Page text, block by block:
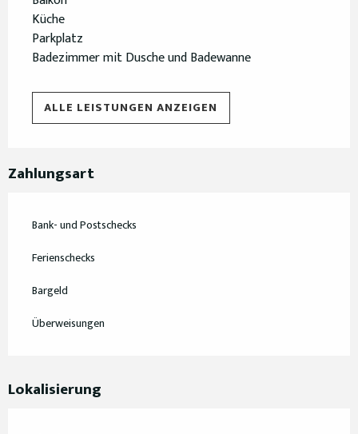
Küche
Parkplatz
Badezimmer mit Dusche und Badewanne
ALLE LEISTUNGEN ANZEIGEN
Zahlungsart
Bank- und Postschecks
Ferienschecks
Bargeld
Überweisungen
Lokalisierung